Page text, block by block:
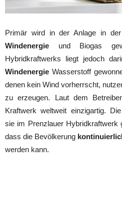
Primär wird in der Anlage in der
Windenergie und Biogas
Hybridkraftwerks liegt jedoch
Windenergie Wasserstoff
denen kein Wind vorherrscht,
zu erzeugen. Laut dem
Kraftwerk weltweit einzigartig. Die
sie im Prenzlauer Hybridkraftwerk
dass die Bevölkerung
werden kann.